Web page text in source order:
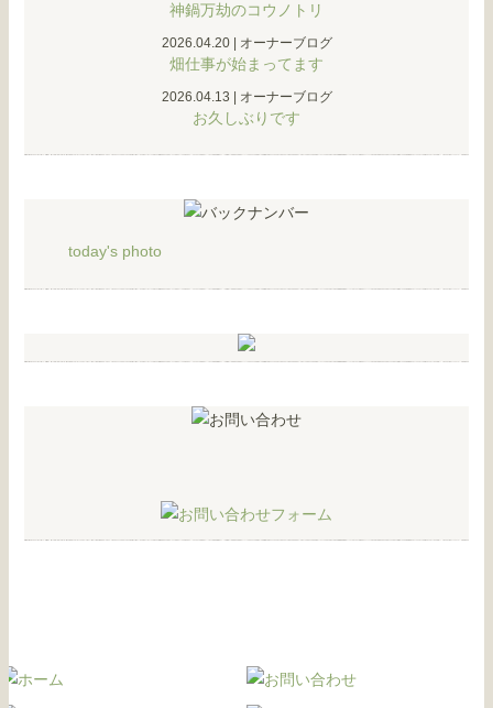
神鍋万劫のコウノトリ
2026.04.20| オーナーブログ
畑仕事が始まってます
2026.04.13 オーナーブログ
お久しぶりです
today's photo